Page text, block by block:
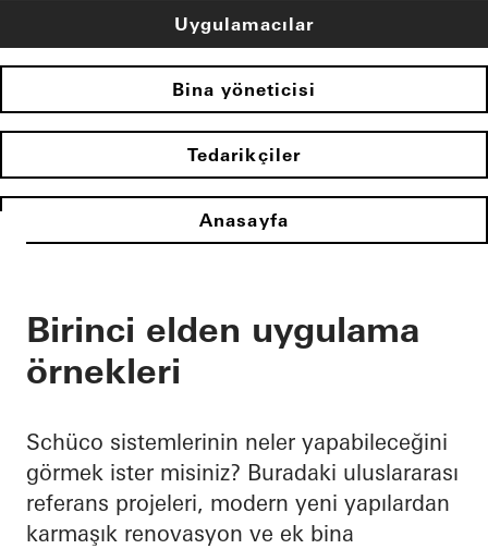
Uygulamacılar
Bina yöneticisi
Tedarikçiler
Anasayfa
Birinci elden uygulama
örnekleri
Schüco sistemlerinin neler yapabileceğini
görmek ister misiniz? Buradaki uluslararası
referans projeleri, modern yeni yapılardan
karmaşık renovasyon ve ek bina